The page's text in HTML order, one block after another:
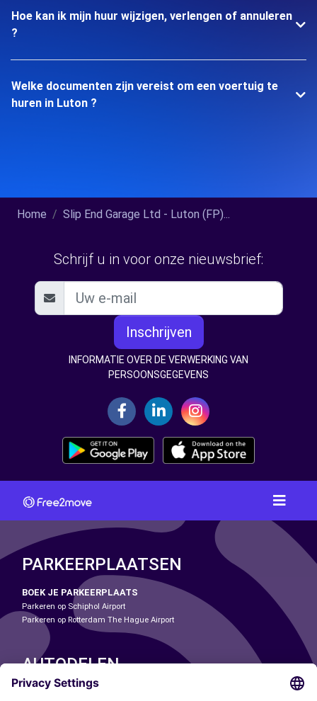
Hoe kan ik mijn huur wijzigen, verlengen of annuleren
?
Welke documenten zijn vereist om een voertuig te
huren in Luton ?
Home Slip End Garage Ltd - Luton (FP)...
Schrijf u in voor onze nieuwsbrief:
Inschrijven
INFORMATIE OVER DE VERWERKING VAN
PERSOONSGEGEVENS
PARKEERPLAATSEN
BOEK JE PARKEERPLAATS
Parkeren op Schiphol Airport
Parkeren op Rotterdam The Hague Airport
AUTODELEN
ONZE STEDEN